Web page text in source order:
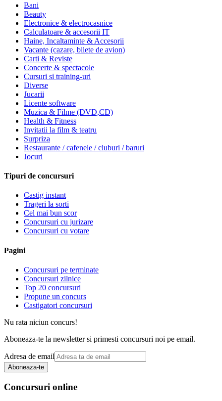
Bani
Beauty
Electronice & electrocasnice
Calculatoare & accesorii IT
Haine, Incaltaminte & Accesorii
Vacante (cazare, bilete de avion)
Carti & Reviste
Concerte & spectacole
Cursuri si training-uri
Diverse
Jucarii
Licente software
Muzica & Filme (DVD,CD)
Health & Fitness
Invitatii la film & teatru
Surpriza
Restaurante / cafenele / cluburi / baruri
Jocuri
Tipuri de concursuri
Castig instant
Trageri la sorti
Cel mai bun scor
Concursuri cu jurizare
Concursuri cu votare
Pagini
Concursuri pe terminate
Concursuri zilnice
Top 20 concursuri
Propune un concurs
Castigatori concursuri
Nu rata niciun concurs!
Aboneaza-te la newsletter si primesti concursuri noi pe email.
Adresa de email
Aboneaza-te
Concursuri online